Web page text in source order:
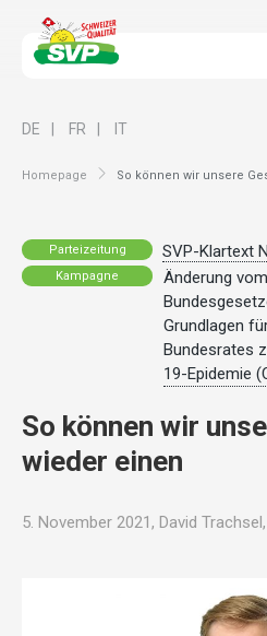
Homepage So können wir unsere
DE FR IT
Parteizeitung SVP-Klartext
Kampagne
Änderung
Grundlagen
Bundesrates
19-Epidemie
So können wir
wieder einen
5. November 2021, David